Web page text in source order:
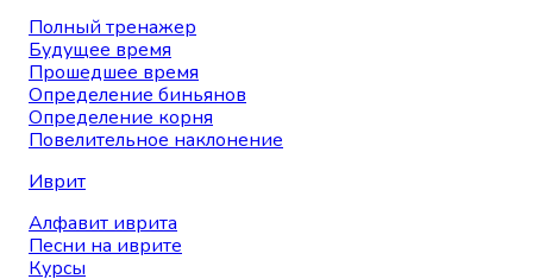
Полный тренажер
Будущее время
Прошедшее время
Определение биньянов
Определение корня
Повелительное наклонение
Иврит
Алфавит иврита
Песни на иврите
Курсы